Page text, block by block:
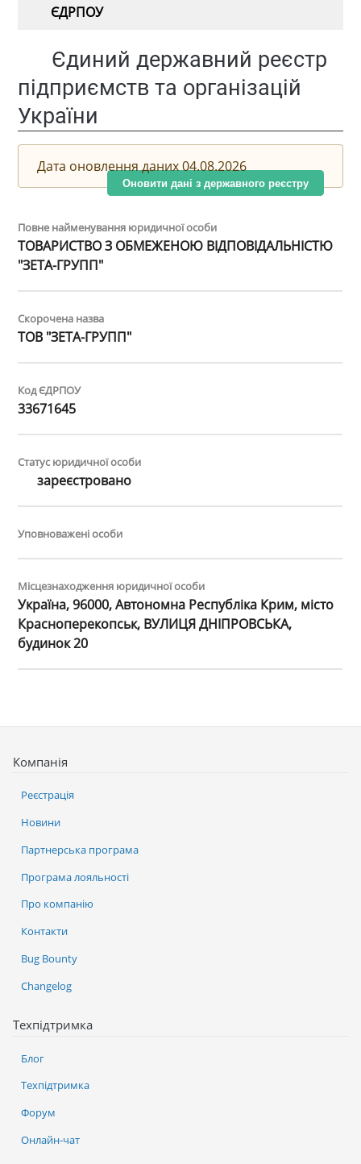
ЄДРПОУ
Єдиний державний реєстр
підприємств та організацій
України
Дата оновлення даних 04.08.2026
Оновити дані з державного реєстру
Повне найменування юридичної особи
ТОВАРИСТВО З ОБМЕЖЕНОЮ ВІДПОВІДАЛЬНІСТЮ
"ЗЕТА-ГРУПП"
Скорочена назва
ТОВ "ЗЕТА-ГРУПП"
Код ЄДРПОУ
33671645
Статус юридичної особи
зареєстровано
Уповноважені особи
Місцезнаходження юридичної особи
Україна, 96000, Автономна Республіка Крим, місто
Красноперекопськ, ВУЛИЦЯ ДНІПРОВСЬКА,
будинок 20
Компанія
Реєстрація
Новини
Партнерська програма
Програма лояльності
Про компанію
Контакти
Bug Bounty
Changelog
Техпідтримка
Блог
Техпідтримка
Форум
Онлайн-чат